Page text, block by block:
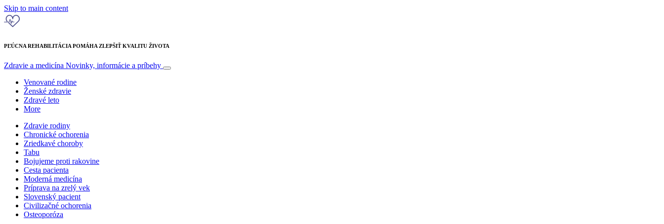
Skip to main content
PĽÚCNA REHABILITÁCIA POMÁHA ZLEPŠIŤ KVALITU ŽIVOTA
Zdravie a medicína Novinky, informácie a príbehy
Venované rodine
Ženské zdravie
Zdravé leto
More
Zdravie rodiny
Chronické ochorenia
Zriedkavé choroby
Tabu
Bojujeme proti rakovine
Cesta pacienta
Moderná medicína
Príprava na zrelý vek
Slovenský pacient
Civilizačné ochorenia
Osteoporóza